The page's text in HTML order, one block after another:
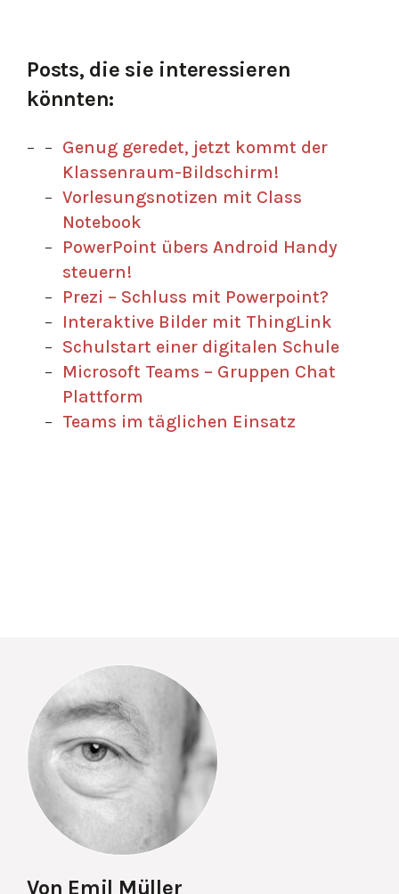
Posts, die sie interessieren
könnten:
Genug geredet, jetzt kommt der
Klassenraum-Bildschirm!
Vorlesungsnotizen mit Class
Notebook
PowerPoint übers Android Handy
steuern!
Prezi – Schluss mit Powerpoint?
Interaktive Bilder mit ThingLink
Schulstart einer digitalen Schule
Microsoft Teams – Gruppen Chat
Plattform
Teams im täglichen Einsatz
Von Emil Müller